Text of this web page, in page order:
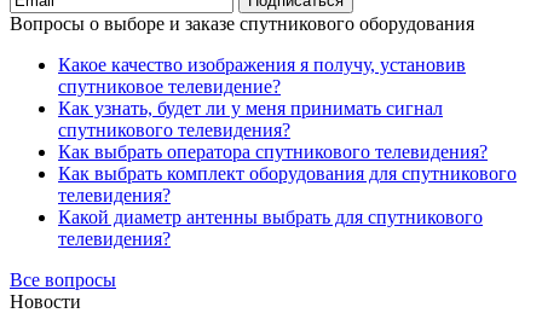
Вопросы о выборе и заказе спутникового оборудования
Какое качество изображения я получу, установив
спутниковое телевидение?
Как узнать, будет ли у меня принимать сигнал
спутникового телевидения?
Как выбрать оператора спутникового телевидения?
Как выбрать комплект оборудования для спутникового
телевидения?
Какой диаметр антенны выбрать для спутникового
телевидения?
Все вопросы
Новости